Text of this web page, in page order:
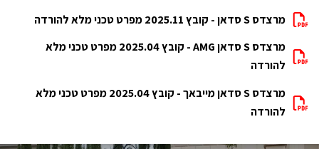
מרצדס S סדאן - קובץ 2025.11 מפרט טכני מלא להורדה
מרצדס S סדאן AMG - קובץ 2025.04 מפרט טכני מלא
להורדה
מרצדס S סדאן מייבאך - קובץ 2025.04 מפרט טכני מלא
להורדה